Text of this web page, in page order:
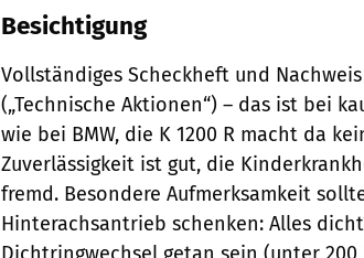
Besichtigung
Vollständiges Scheckheft und
(„Technische Aktio­nen“) – das ist bei
wie bei BMW, die K 1200 R macht da
Zuverlässigkeit ist gut, die
fremd. Besondere Aufmerksamkeit
Hinterachs­antrieb schenken: Alles
Dichtringwechsel getan sein (unter